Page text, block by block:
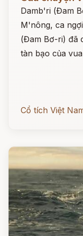
Damb'ri (Đam
M'nông, ca
(Đam Bơ-ri) đã
tàn bạo của
Cổ tích Việt